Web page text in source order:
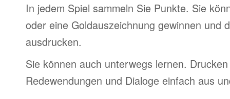
In jedem Spiel sammeln Sie Punkte. Sie
oder eine Goldauszeichnung gewinnen und
ausdrucken.
Sie können auch unterwegs lernen.
Redewendungen und Dialoge einfach aus